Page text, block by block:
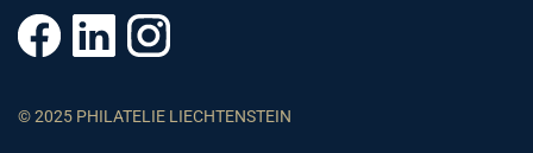
© 2025 PHILATELIE LIECHTENSTEIN